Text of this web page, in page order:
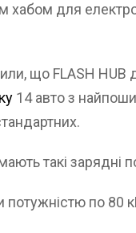
хабом для
що FLASH
14 авто з
такі зарядні
потужністю по 80